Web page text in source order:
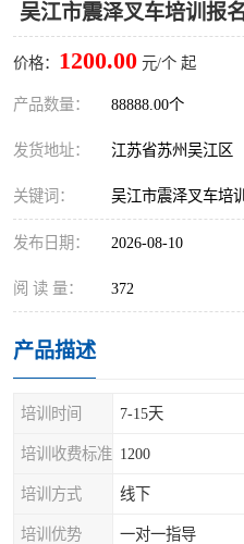
吴江市震泽叉车培训报
价格： 1200.00 元/个 起
产品数量： 88888.00个
发货地址： 江苏省苏州吴江区
关键词： 吴江市震泽叉车培
发布日期： 2026-08-10
阅 读 量： 372
产品描述
培训时间 7-15天
培训收费标准 1200
培训方式 线下
培训优势 一对一指导